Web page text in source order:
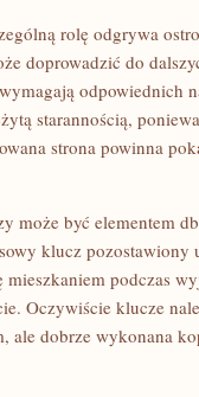
rolę odgrywa
doprowadzić do
odpowiednich
starannością,
strona powinna
może być elementem
klucz pozostawiony
podczas
Oczywiście klucze
ale dobrze wykonana